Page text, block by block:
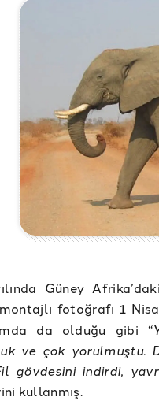
Güney
fotoğrafı 1
da olduğu gibi “
ve çok yorulmuştu.
gövdesini indirdi,
kullanmış.